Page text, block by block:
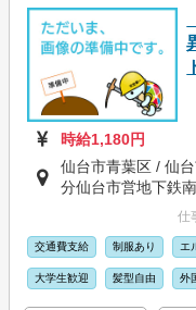
時給1,180円
仙台市青葉区 / 仙
分仙台市営地下鉄
仕
交通費支給 制服あり エ
大学生歓迎 髪型自由 外